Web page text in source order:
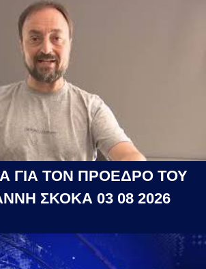
ΓΙΑ ΤΟΝ ΠΡΟΕΔΡΟ ΤΟΥ
ΣΚΟΚΑ 03 08 2026